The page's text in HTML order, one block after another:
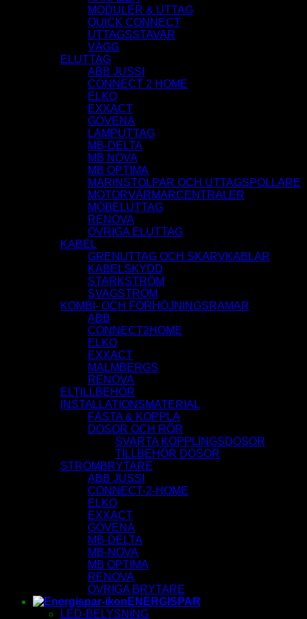
MODULER & UTTAG
QUICK CONNECT
UTTAGSSTAVAR
VÄGG
ELUTTAG
ABB JUSSI
CONNECT 2 HOME
ELKO
EXXACT
GOVENA
LAMPUTTAG
MB-DELTA
MB NOVA
MB OPTIMA
MARINSTOLPAR OCH UTTAGSPOLLARE
MOTORVÄRMARCENTRALER
MÖBELUTTAG
RENOVA
ÖVRIGA ELUTTAG
KABEL
GRENUTTAG OCH SKARVKABLAR
KABELSKYDD
STARKSTRÖM
SVAGSTRÖM
KOMBI- OCH FÖRHÖJNINGSRAMAR
ABB
CONNECT2HOME
ELKO
EXXACT
MALMBERGS
RENOVA
ELTILLBEHÖR
INSTALLATIONSMATERIAL
FÄSTA & KOPPLA
DOSOR OCH RÖR
SVARTA KOPPLINGSDOSOR
TILLBEHÖR DOSOR
STRÖMBRYTARE
ABB JUSSI
CONNECT-2-HOME
ELKO
EXXACT
GOVENA
MB-DELTA
MB-NOVA
MB OPTIMA
RENOVA
ÖVRIGA BRYTARE
ENERGISPAR
LED-BELYSNING